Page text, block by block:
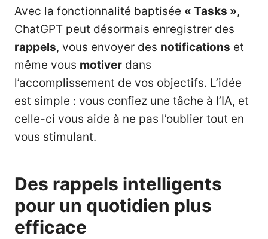
Avec la fonctionnalité baptisée « Tasks »,
ChatGPT peut désormais enregistrer des
rappels, vous envoyer des notifications et
même vous motiver dans
l’accomplissement de vos objectifs. L’idée
est simple : vous confiez une tâche à l’IA, et
celle-ci vous aide à ne pas l’oublier tout en
vous stimulant.
Des rappels intelligents
pour un quotidien plus
efficace